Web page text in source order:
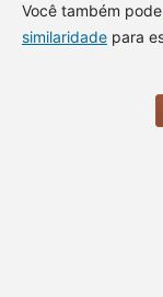
Você também pode
similaridadepara